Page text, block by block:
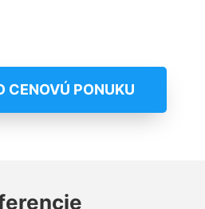
CENOVÚ PONUKU